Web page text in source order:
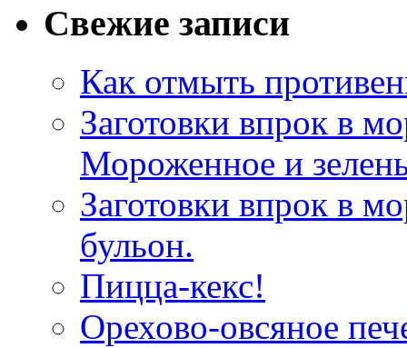
Свежие записи
Как отмыть
Заготовки впрок в
Мороженное и
Заготовки впрок в
бульон.
Пицца-кекс!
Орехово-овсяное